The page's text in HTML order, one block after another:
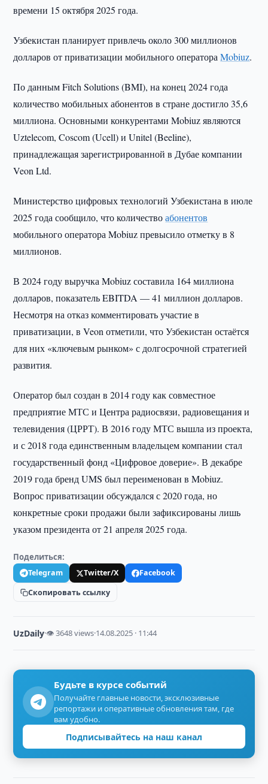
времени 15 октября 2025 года.
Узбекистан планирует привлечь около 300 миллионов
долларов от приватизации мобильного оператораMobiuz.
По данным Fitch Solutions (BMI), на конец 2024 года
количество мобильных абонентов в стране достигло 35,6
миллиона. Основными конкурентами Mobiuz являются
Uztelecom, Coscom (Ucell) и Unitel (Beeline),
принадлежащая зарегистрированной в Дубае компании
Veon Ltd.
Министерство цифровых технологий Узбекистана в июле
2025 года сообщило, что количествоабонентов
мобильного оператора Mobiuz превысило отметку в 8
миллионов.
В 2024 году выручка Mobiuz составила 164 миллиона
долларов, показатель EBITDA — 41 миллион долларов.
Несмотря на отказ комментировать участие в
приватизации, в Veon отметили, что Узбекистан остаётся
для них «ключевым рынком» с долгосрочной стратегией
развития.
Оператор был создан в 2014 году как совместное
предприятие МТС и Центра радиосвязи, радиовещания и
телевидения (ЦРРТ). В 2016 году МТС вышла из проекта,
и с 2018 года единственным владельцем компании стал
государственный фонд «Цифровое доверие». В декабре
2019 года бренд UMS был переименован в Mobiuz.
Вопрос приватизации обсуждался с 2020 года, но
конкретные сроки продажи были зафиксированы лишь
указом президента от 21 апреля 2025 года.
Поделиться:
Telegram Twitter/X
Facebook
Скопировать ссылку
UzDaily·👁 3648 views·14.08.2025 · 11:44
Будьте в курсе событий
Получайте главные новости, эксклюзивные
репортажи и оперативные обновления там, где
вам удобно.
Подписывайтесь на наш канал